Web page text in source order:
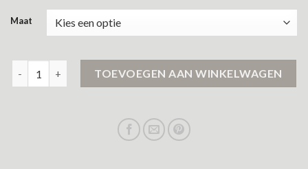
Maat
TOEVOEGEN AAN WINKELWAGEN